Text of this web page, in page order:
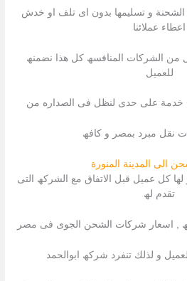
الشحنة و تسلیمھا بدون اى تلف او خدش
اعطاء عملائنا
الشركات المنافسھ كل ھذا نضمنھ
للعمیل
خدمة على حدى لنظل فى الصداره من
نقل مبرد بمصر و كافھ
الى المدينة المنورة
كل عمیل قبل الاتفاق مع الشركھ التى
تقدم لھ
, اسعار شركات الشحن الجوى فى مصر
و لذلك تنفرد شركھ ابوالحمد